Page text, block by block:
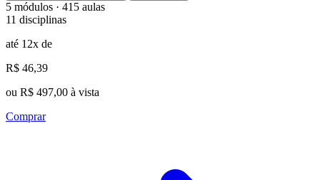
5 módulos · 415 aulas
11 disciplinas
até 12x de
R$ 46,39
ou R$ 497,00 à vista
Comprar